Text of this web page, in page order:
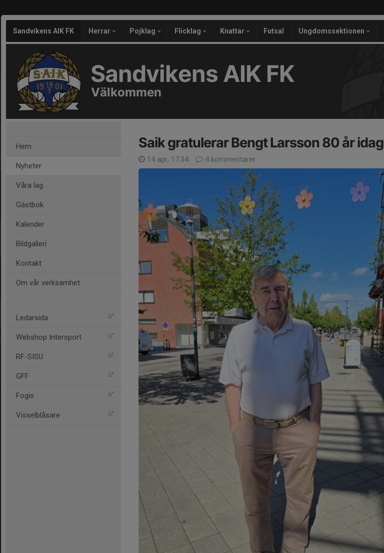
Sandvikens AIK FK Herrar Pojklag Flicklag Knattar Futsal Ungdomssektionen
Sandvikens AIK FK
Välkommen
Hem
Nyheter
Våra lag
Gästbok
Kalender
Bildgalleri
Kontakt
Om vår verksamhet
Ledarsida
Webshop Intersport
RF-SISU
GFF
Fogis
Visselblåsare
Saik gratulerar Bengt Larsson 80 år idag
14 apr, 17:34 4 kommentarer